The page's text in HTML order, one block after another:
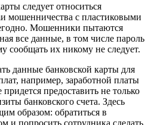
следует относиться
мошенничества с пластиковыми
Мошенники пытаются
все данные, в том числе пароль
сообщать их никому не следует.
данные банковской карты для
например, заработной платы
предоставить не только
банковского счета. Здесь
образом: обратиться в
и попросить сотрудника сделать